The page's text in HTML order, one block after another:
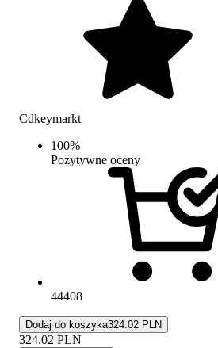
Cdkeymarkt
100%
Pozytywne oceny
44408
Dodaj do koszyka324.02 PLN
324.02 PLN